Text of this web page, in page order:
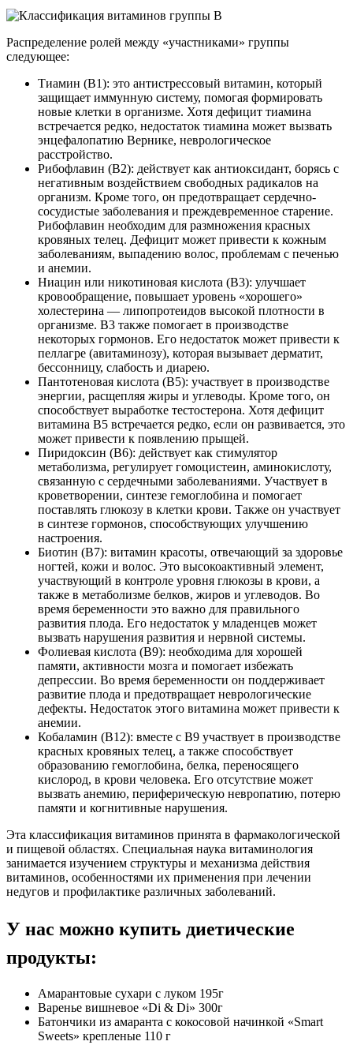
Распределение ролей между «участниками» группы
следующее:
Тиамин (B1): это антистрессовый витамин, который
защищает иммунную систему, помогая формировать
новые клетки в организме. Хотя дефицит тиамина
встречается редко, недостаток тиамина может вызвать
энцефалопатию Вернике, неврологическое
расстройство.
Рибофлавин (B2): действует как антиоксидант, борясь с
негативным воздействием свободных радикалов на
организм. Кроме того, он предотвращает сердечно-
сосудистые заболевания и преждевременное старение.
Рибофлавин необходим для размножения красных
кровяных телец. Дефицит может привести к кожным
заболеваниям, выпадению волос, проблемам с печенью
и анемии.
Ниацин или никотиновая кислота (B3): улучшает
кровообращение, повышает уровень «хорошего»
холестерина — липопротеидов высокой плотности в
организме. B3 также помогает в производстве
некоторых гормонов. Его недостаток может привести к
пеллагре (авитаминозу), которая вызывает дерматит,
бессонницу, слабость и диарею.
Пантотеновая кислота (B5): участвует в производстве
энергии, расщепляя жиры и углеводы. Кроме того, он
способствует выработке тестостерона. Хотя дефицит
витамина B5 встречается редко, если он развивается, это
может привести к появлению прыщей.
Пиридоксин (B6): действует как стимулятор
метаболизма, регулирует гомоцистеин, аминокислоту,
связанную с сердечными заболеваниями. Участвует в
кроветворении, синтезе гемоглобина и помогает
поставлять глюкозу в клетки крови. Также он участвует
в синтезе гормонов, способствующих улучшению
настроения.
Биотин (B7): витамин красоты, отвечающий за здоровье
ногтей, кожи и волос. Это высокоактивный элемент,
участвующий в контроле уровня глюкозы в крови, а
также в метаболизме белков, жиров и углеводов. Во
время беременности это важно для правильного
развития плода. Его недостаток у младенцев может
вызвать нарушения развития и нервной системы.
Фолиевая кислота (B9): необходима для хорошей
памяти, активности мозга и помогает избежать
депрессии. Во время беременности он поддерживает
развитие плода и предотвращает неврологические
дефекты. Недостаток этого витамина может привести к
анемии.
Кобаламин (B12): вместе с B9 участвует в производстве
красных кровяных телец, а также способствует
образованию гемоглобина, белка, переносящего
кислород, в крови человека. Его отсутствие может
вызвать анемию, периферическую невропатию, потерю
памяти и когнитивные нарушения.
Эта классификация витаминов принята в фармакологической
и пищевой областях. Специальная наука витаминология
занимается изучением структуры и механизма действия
витаминов, особенностями их применения при лечении
недугов и профилактике различных заболеваний.
У нас можно купить диетические
продукты:
Амарантовые сухари с луком 195г
Варенье вишневое «Di & Di» 300г
Батончики из амаранта с кокосовой начинкой «Smart
Sweets» крепленые 110 г